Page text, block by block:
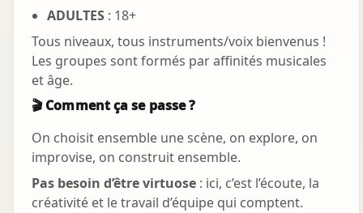
ADULTES : 18+
Tous niveaux, tous instruments/voix bienvenus !
Les groupes sont formés par affinités musicales
et âge.
🎬 Comment ça se passe ?
On choisit ensemble une scène, on explore, on
improvise, on construit ensemble.
Pas besoin d’être virtuose : ici, c’est l’écoute, la
créativité et le travail d’équipe qui comptent.